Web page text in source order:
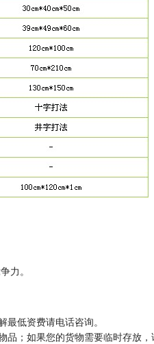
力。
低资费请电话咨询。
；如果您的货物需要临时存放